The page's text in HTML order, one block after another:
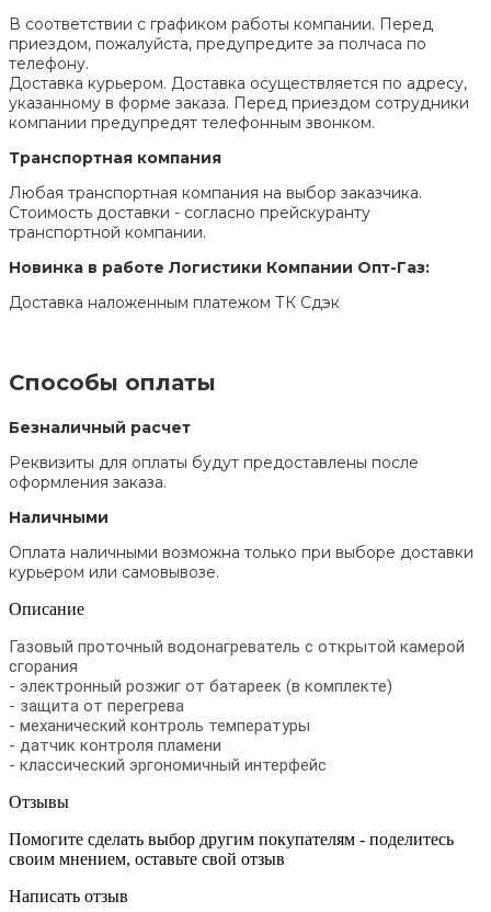
В соответствии с графиком работы компании. Перед
приездом, пожалуйста, предупредите за полчаса по
телефону.
Доставка курьером. Доставка осуществляется по адресу,
указанному в форме заказа. Перед приездом сотрудники
компании предупредят телефонным звонком.
Транспортная компания
Любая транспортная компания на выбор заказчика.
Стоимость доставки - согласно прейскуранту
транспортной компании.
Новинка в работе Логистики Компании Опт-Газ:
Доставка наложенным платежом ТК Сдэк
Способы оплаты
Безналичный расчет
Реквизиты для оплаты будут предоставлены после
оформления заказа.
Наличными
Оплата наличными возможна только при выборе доставки
курьером или самовывозе.
Описание
Газовый проточный водонагреватель с открытой камерой
сгорания
- электронный розжиг от батареек (в комплекте)
- защита от перегрева
- механический контроль температуры
- датчик контроля пламени
- классический эргономичный интерфейс
Отзывы
Помогите сделать выбор другим покупателям - поделитесь
своим мнением, оставьте свой отзыв
Написать отзыв